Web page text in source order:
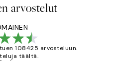
arvostelut
108425 arvosteluun.
täältä.